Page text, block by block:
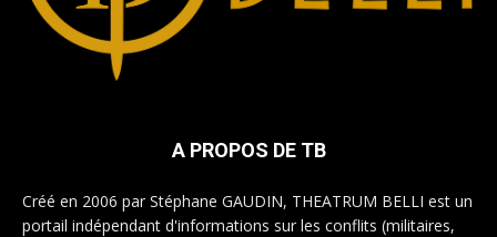
A PROPOS DE TB
Créé en 2006 par Stéphane GAUDIN, THEATRUM BELLI est un
portail indépendant d'informations sur les conflits (militaires,